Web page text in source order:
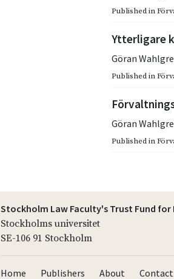
Published in
Ytterligare
Göran
Published in
Göran
Published in
Stockholm Law Faculty's Trust Fund
Stockholms universitet
SE-106 91 Stockholm
Home Publishers About Contact